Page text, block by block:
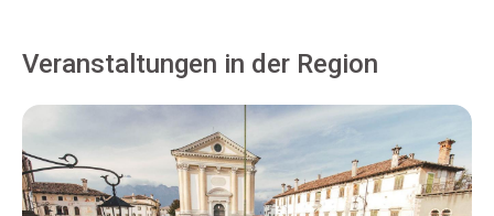
Veranstaltungen in der Region